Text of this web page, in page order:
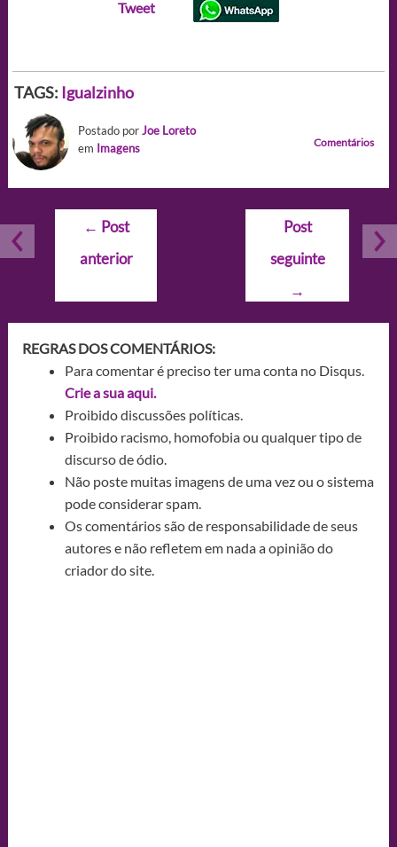
Tweet
TAGS: Igualzinho
Postado porJoe Loreto
em Imagens Comentários
Navegação
Post
← Post
anterior
Post
seguinte
→
REGRAS DOS COMENTÁRIOS:
Para comentar é preciso ter uma conta no Disqus.
Crie a sua aqui.
Proibido discussões políticas.
Proibido racismo, homofobia ou qualquer tipo de
discurso de ódio.
Não poste muitas imagens de uma vez ou o sistema
pode considerar spam.
Os comentários são de responsabilidade de seus
autores e não refletem em nada a opinião do
criador do site.